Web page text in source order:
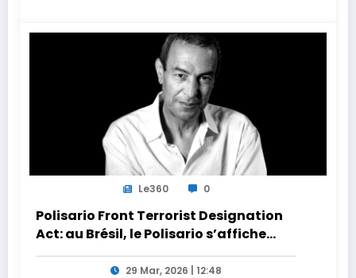
Le360 0
Polisario Front Terrorist Designation
Act: au Brésil, le Polisario s’affiche
dans la nébuleuse pro-Iran
29 Mar, 2026 | 12:48